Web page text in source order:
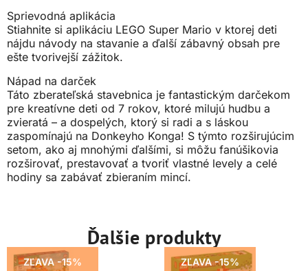
Sprievodná aplikácia
Stiahnite si aplikáciu LEGO Super Mario v ktorej deti
nájdu návody na stavanie a ďalší zábavný obsah pre
ešte tvorivejší zážitok.
Nápad na darček
Táto zberateľská stavebnica je fantastickým darčekom
pre kreatívne deti od 7 rokov, ktoré milujú hudbu a
zvieratá – a dospelých, ktorý si radi a s láskou
zaspomínajú na Donkeyho Konga! S týmto rozširujúcim
setom, ako aj mnohými ďalšími, si môžu fanúšikovia
rozširovať, prestavovať a tvoriť vlastné levely a celé
hodiny sa zabávať zbieraním mincí.
Ďalšie produkty
ZĽAVA -15% ZĽAVA -15%